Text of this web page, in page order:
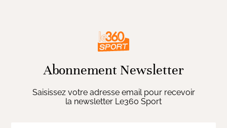
Abonnement Newsletter
Saisissez votre adresse email pour recevoir
la newsletter Le360 Sport